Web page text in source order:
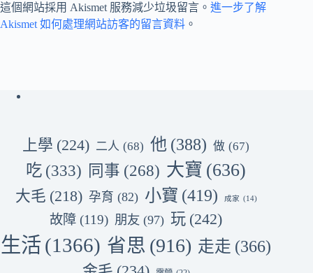
這個網站採用 Akismet 服務減少垃圾留言。 進一步了解
Akismet 如何處理網站訪客的留言資料 。
上學 (224) 二人 (68) 他 (388) 做 (67)
吃 (333) 同事 (268) 大寶 (636)
大毛 (218) 孕育 (82) 小寶 (419) 成家 (14)
故障 (119) 朋友 (97) 玩 (242)
生活 (1366) 省思 (916) 走走 (366)